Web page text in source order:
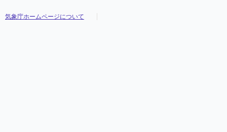
気象庁ホームページについて